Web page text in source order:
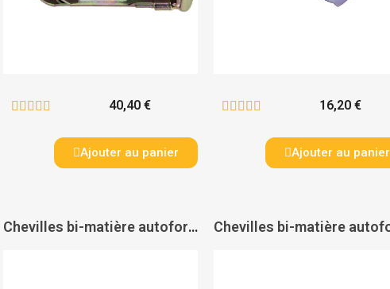
     40,40 €
Ajouter au panier
     16,20 €
Ajouter au panier
Chevilles bi-matière autoforeuse avec vis Duoblade - FISCHER